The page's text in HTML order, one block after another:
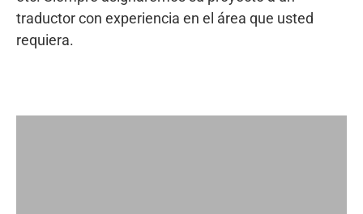
traductor con experiencia en el área que usted
requiera.